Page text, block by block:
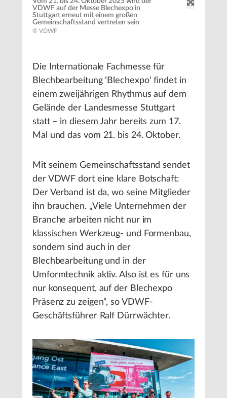
VDWF auf der Messe Blechexpo in
Stuttgart erneut mit einem großen
Gemeinschaftsstand vertreten sein
© VDWF
Die Internationale Fachmesse für
Blechbearbeitung ‘Blechexpo‘ findet in
einem zweijährigen Rhythmus auf dem
Gelände der Landesmesse Stuttgart
statt – in diesem Jahr bereits zum 17.
Mal und das vom 21. bis 24. Oktober.
Mit seinem Gemeinschaftsstand sendet
der VDWF dort eine klare Botschaft:
Der Verband ist da, wo seine Mitglieder
ihn brauchen. „Viele Unternehmen der
Branche arbeiten nicht nur im
klassischen Werkzeug- und Formenbau,
sondern sind auch in der
Blechbearbeitung und in der
Umformtechnik aktiv. Also ist es für uns
nur konsequent, auf der Blechexpo
Präsenz zu zeigen“, so VDWF-
Geschäftsführer Ralf Dürrwächter.